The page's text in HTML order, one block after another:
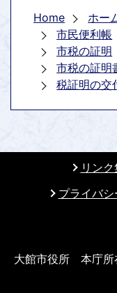
Home
ホー
市民便利帳
市税の証明
市税の証明
税証明の交
リンク
プライバ
大館市役所 本庁